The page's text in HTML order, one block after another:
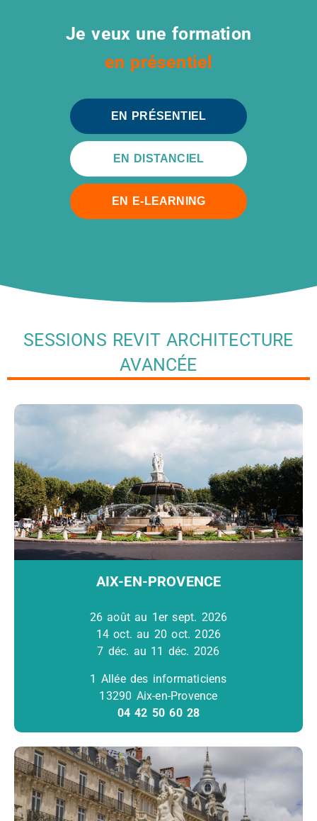
Je veux une formation
en présentiel
EN PRÉSENTIEL
EN DISTANCIEL
EN E-LEARNING
SESSIONS REVIT ARCHITECTURE
AVANCÉE
AIX-EN-PROVENCE
26 août au 1er sept. 2026
14 oct. au 20 oct. 2026
7 déc. au 11 déc. 2026
1 Allée des informaticiens
13290 Aix-en-Provence
04 42 50 60 28